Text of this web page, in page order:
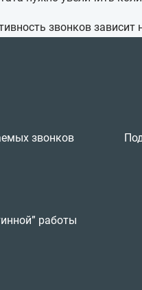
звонков
звонков
работы